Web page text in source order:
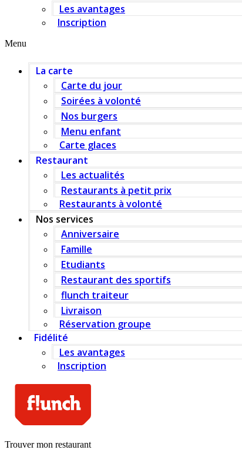
Les avantages
Inscription
Menu
La carte
Carte du jour
Soirées à volonté
Nos burgers
Menu enfant
Carte glaces
Restaurant
Les actualités
Restaurants à petit prix
Restaurants à volonté
Nos services
Anniversaire
Famille
Etudiants
Restaurant des sportifs
flunch traiteur
Livraison
Réservation groupe
Fidélité
Les avantages
Inscription
Trouver mon restaurant